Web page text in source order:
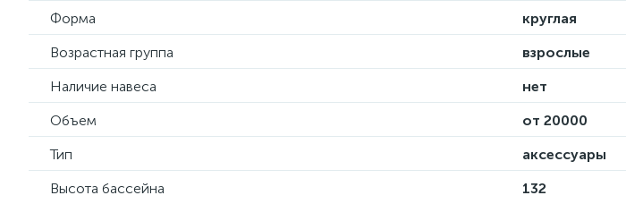
Форма
круглая
Возрастная группа
взрослые
Наличие навеса
нет
Объем
от 20000
Тип
аксессуары
Высота бассейна
132